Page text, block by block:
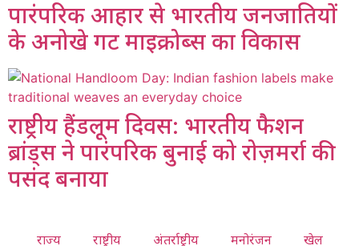
पारंपरिक आहार से भारतीय जनजातियों
के अनोखे गट माइक्रोब्स का विकास
राष्ट्रीय हैंडलूम दिवस: भारतीय फैशन
ब्रांड्स ने पारंपरिक बुनाई को रोज़मर्रा की
पसंद बनाया
राज्य राष्ट्रीय अंतर्राष्ट्रीय मनोरंजन खेल